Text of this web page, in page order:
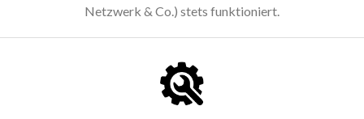
Netzwerk & Co.) stets funktioniert.